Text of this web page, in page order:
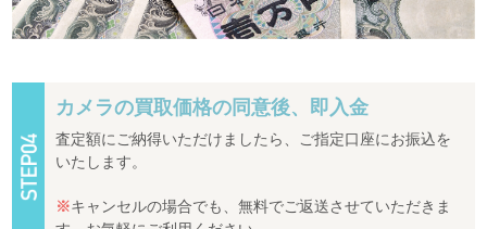
カメラの買取価格の同意後、即入金
査定額にご納得いただけましたら、ご指定口座にお振込を
いたします。
※キャンセルの場合でも、無料でご返送させていただきま